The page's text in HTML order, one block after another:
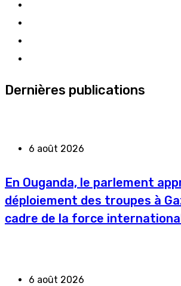
Dernières publications
6 août 2026
En Ouganda, le parlement
déploiement des troupes à
cadre de la force
6 août 2026